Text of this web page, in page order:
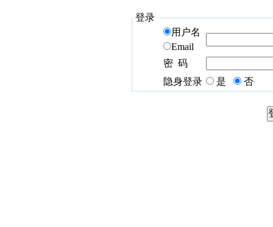
登录
用户名
Email
密 码
隐身登录
是 否